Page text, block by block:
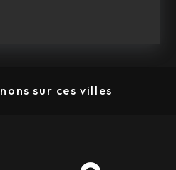
sur ces villes